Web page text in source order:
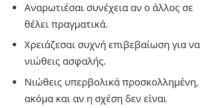
Αναρωτιέσαι συνέχεια αν ο άλλος σε
θέλει πραγματικά.
Χρειάζεσαι συχνή επιβεβαίωση για να
νιώθεις ασφαλής.
Νιώθεις υπερβολικά προσκολλημένη,
ακόμα και αν η σχέση δεν είναι